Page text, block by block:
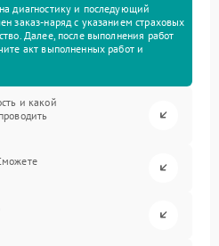
диагностику и последующий
заказ-наряд с указанием страховых
Далее, после выполнения работ
акт выполненных работ и
и какой